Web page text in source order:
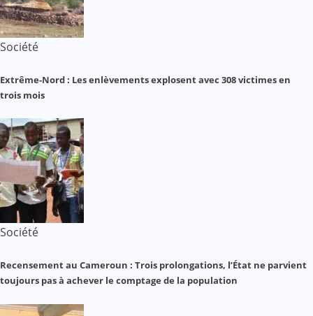
Société
Extrême-Nord : Les enlèvements explosent avec 308 victimes en
trois mois
Société
Recensement au Cameroun : Trois prolongations, l’État ne parvient
toujours pas à achever le comptage de la population